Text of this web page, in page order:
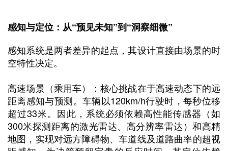
感知与定位：从“预见未知”到“洞察细微”
感知系统是两者差异的起点，其设计直接由场景的时
空特性决定。
高速场景（乘用车）：核心挑战在于高速动态下的远
距离感知与预测。车辆以120km/h行驶时，每秒位移
超过33米。因此，系统必须依赖高性能传感器（如
300米探测距离的激光雷达、高分辨率雷达）和高精
地图，实现对远方障碍物、车道线及道路曲率的超视